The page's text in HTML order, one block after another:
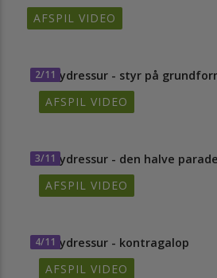
AFSPIL VIDEO
2/11
Ponydressur - styr på
AFSPIL VIDEO
3/11
Ponydressur - den halve parade
AFSPIL VIDEO
4/11
Ponydressur - kontragalop
AFSPIL VIDEO